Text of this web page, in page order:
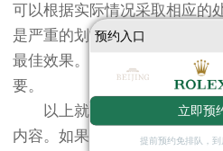
可以根据实际情况采取相应的
是严重的划痕问题，都建议寻
最佳效果。同时，在日常使用
要。
以上就是
天津劳力士维修
内容。如果您还有其他关于劳
预约入口
立即预
提前预约免排队，到